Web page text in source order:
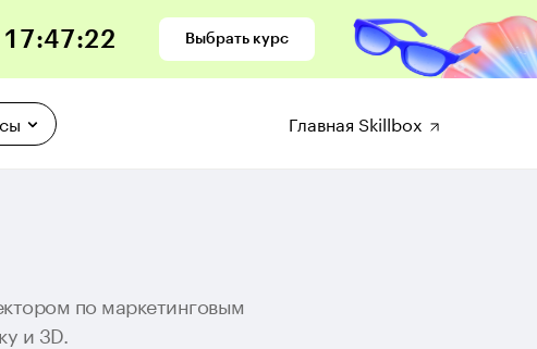
17:47:20 Выбрать курс
Главная Skillbox
по маркетинговым
и 3D.